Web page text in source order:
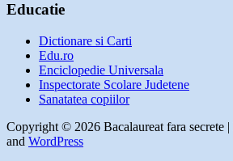
Educatie
Dictionare si Carti
Edu.ro
Enciclopedie Universala
Inspectorate Scolare Judetene
Sanatatea copiilor
Copyright © 2026 Bacalaureat fara secrete
and WordPress